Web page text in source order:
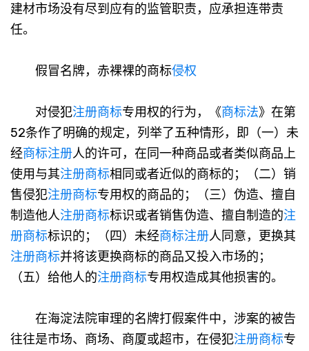
建材市场没有尽到应有的监管职责，应承担连带责
任。
假冒名牌，赤裸裸的商标侵权
对侵犯注册商标专用权的行为，《商标法》在第
52条作了明确的规定，列举了五种情形，即（一）未
经商标注册人的许可，在同一种商品或者类似商品上
使用与其注册商标相同或者近似的商标的；（二）销
售侵犯注册商标专用权的商品的；（三）伪造、擅自
制造他人注册商标标识或者销售伪造、擅自制造的注
册商标标识的；（四）未经商标注册人同意，更换其
注册商标并将该更换商标的商品又投入市场的；
（五）给他人的注册商标专用权造成其他损害的。
在海淀法院审理的名牌打假案件中，涉案的被告
往往是市场、商场、商厦或超市，在侵犯注册商标专